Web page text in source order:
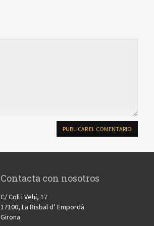
Contacta con nosotros
C/ Coll i Vehí, 17
17100, La Bisbal d’ Empordà
Girona